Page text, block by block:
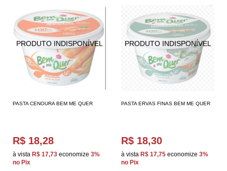
PASTA CENOURA BEM ME QUER
R$ 18,28
à vista R$ 17,73 economize 3%
no Pix
PASTA ERVAS FINAS BEM ME QUER
R$ 18,30
à vista R$ 17,75 economize 3%
no Pix